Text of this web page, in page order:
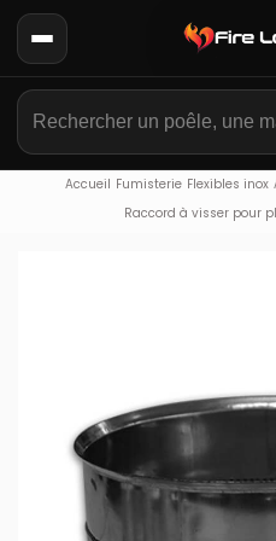
Accueil Fumisterie Flexibles inox
Raccord à visser pour